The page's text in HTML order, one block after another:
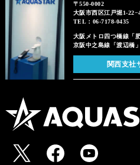
〒550-0002
大阪市西区江戸堀1-
TEL：06-7178-0435
大阪メトロ四つ橋線「
京阪中之島線「渡辺橋
関西支社